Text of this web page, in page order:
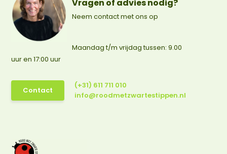
Vragen of advies nodig?
Neem contact met ons op
Maandag t/m vrijdag tussen: 9.00
uur en 17:00 uur
Contact
(+31) 611 711 010
info@roodmetzwartestippen.nl